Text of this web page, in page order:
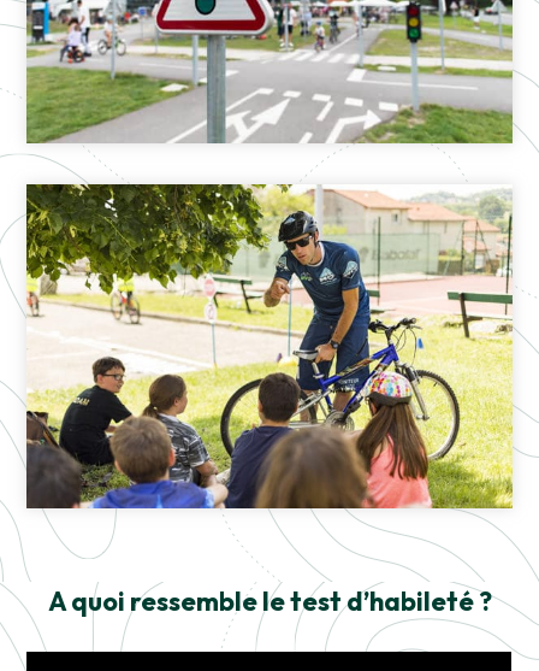
A quoi ressemble le test d’habileté ?